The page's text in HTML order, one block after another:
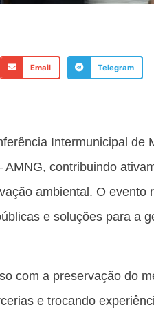
Email Telegram
Intermunicipal de
contribuindo
ambiental. O evento
e soluções para a
com a preservação do
e trocando